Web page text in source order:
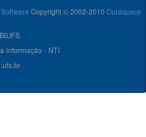
Copyright © 2002-2010 Duraspace
Informação - NTI